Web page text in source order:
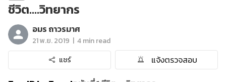
ชีวิต....วิทยากร
อมร ถาวรมาศ
21 พ.ย. 2019 | 4 min read
แชร์
แจ้งตรวจสอบ